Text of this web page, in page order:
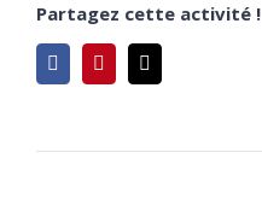
Partagez cette activité !
FacebookPinterest